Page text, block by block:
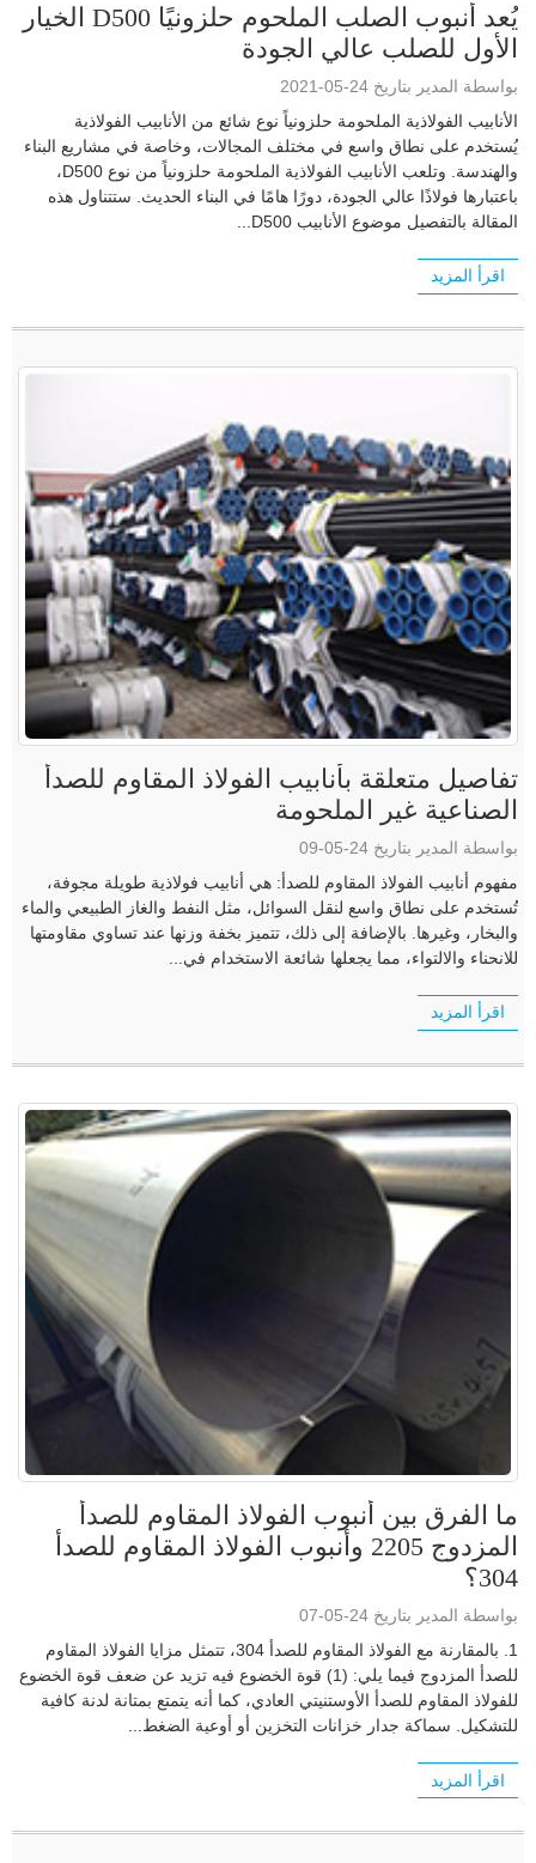
يُعد أنبوب الصلب الملحوم حلزونيًا D500 الخيار
الأول للصلب عالي الجودة
بواسطة المدير بتاريخ 24-05-2021
الأنابيب الفولاذية الملحومة حلزونياً نوع شائع من الأنابيب الفولاذية
يُستخدم على نطاق واسع في مختلف المجالات، وخاصة في مشاريع البناء
والهندسة. وتلعب الأنابيب الفولاذية الملحومة حلزونياً من نوع D500،
باعتبارها فولاذًا عالي الجودة، دورًا هامًا في البناء الحديث. ستتناول هذه
المقالة بالتفصيل موضوع الأنابيب D500...
اقرأ المزيد
تفاصيل متعلقة بأنابيب الفولاذ المقاوم للصدأ
الصناعية غير الملحومة
بواسطة المدير بتاريخ 24-05-09
مفهوم أنابيب الفولاذ المقاوم للصدأ: هي أنابيب فولاذية طويلة مجوفة،
تُستخدم على نطاق واسع لنقل السوائل، مثل النفط والغاز الطبيعي والماء
والبخار، وغيرها. بالإضافة إلى ذلك، تتميز بخفة وزنها عند تساوي مقاومتها
للانحناء والالتواء، مما يجعلها شائعة الاستخدام في...
اقرأ المزيد
ما الفرق بين أنبوب الفولاذ المقاوم للصدأ
المزدوج 2205 وأنبوب الفولاذ المقاوم للصدأ
304؟
بواسطة المدير بتاريخ 24-05-07
1. بالمقارنة مع الفولاذ المقاوم للصدأ 304، تتمثل مزايا الفولاذ المقاوم
للصدأ المزدوج فيما يلي: (1) قوة الخضوع فيه تزيد عن ضعف قوة الخضوع
للفولاذ المقاوم للصدأ الأوستنيتي العادي، كما أنه يتمتع بمتانة لدنة كافية
للتشكيل. سماكة جدار خزانات التخزين أو أوعية الضغط...
اقرأ المزيد